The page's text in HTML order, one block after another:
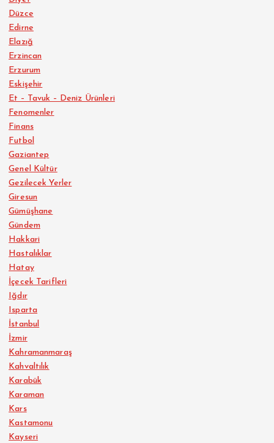
Düzce
Edirne
Elazığ
Erzincan
Erzurum
Eskişehir
Et – Tavuk – Deniz Ürünleri
Fenomenler
Finans
Futbol
Gaziantep
Genel Kültür
Gezilecek Yerler
Giresun
Gümüşhane
Gündem
Hakkari
Hastalıklar
Hatay
İçecek Tarifleri
Iğdır
Isparta
İstanbul
İzmir
Kahramanmaraş
Kahvaltılık
Karabük
Karaman
Kars
Kastamonu
Kayseri